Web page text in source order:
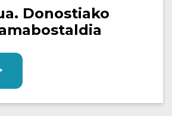
Donostiako